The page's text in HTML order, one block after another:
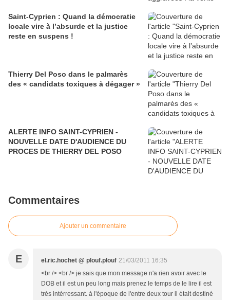
Saint-Cyprien : Quand la démocratie
locale vire à l’absurde et la justice
reste en suspens !
Thierry Del Poso dans le palmarès
des « candidats toxiques à dégager »
ALERTE INFO SAINT-CYPRIEN -
NOUVELLE DATE D'AUDIENCE DU
PROCES DE THIERRY DEL POSO
Commentaires
Ajouter un commentaire
E el.ric.hochet @ plouf.plouf 21/03/2011 16:35
<br /> <br /> je sais que mon message n'a rien avoir avec le
DOB et il est un peu long mais prenez le temps de le lire il est
très intérressant. à l'époque de l'entre deux tour il était destiné